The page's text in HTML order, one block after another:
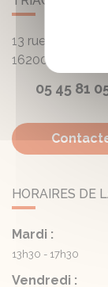
13 rue de la
16200
05 45 81
HORAIRES DE
Mardi :
13h30 - 17h30
Vendredi :